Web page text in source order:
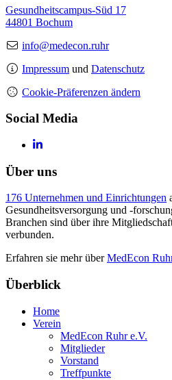
Gesundheitscampus-Süd 17
44801 Bochum
info@medecon.ruhr
Impressum und Datenschutz
Cookie-Präferenzen ändern
Social Media
Über uns
176 Unternehmen und Einrichtungen
Gesundheitsversorgung und -
Branchen sind über ihre
verbunden.
Erfahren sie mehr überMedEcon
Überblick
Home
Verein
MedEcon Ruhr e.V.
Mitglieder
Vorstand
Treffpunkte